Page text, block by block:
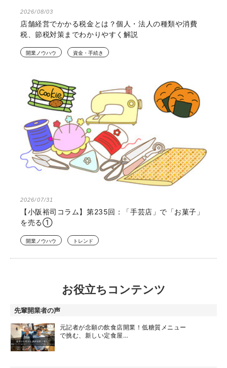
2026/08/03
店舗経営でかかる税金とは？個人・法人の種類や消費
税、節税対策までわかりやすく解説
開業ノウハウ 資金・手続き
2026/07/31
【小阪裕司コラム】第235回：「手芸店」で「お菓子」
を売る①
開業ノウハウ トレンド
お役立ちコンテンツ
先輩開業者の声
元記者が念願の飲食店開業！低糖質メニュー
で挑む、新しい定食屋…